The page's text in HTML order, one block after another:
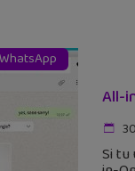
WhatsApp
All-
Si